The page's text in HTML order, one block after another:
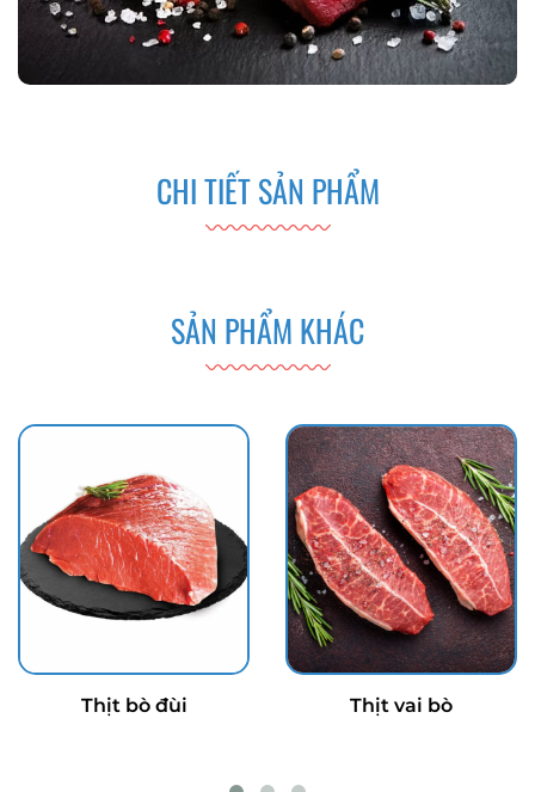
CHI TIẾT SẢN PHẨM
SẢN PHẨM KHÁC
Thịt bò đùi Thịt vai bò